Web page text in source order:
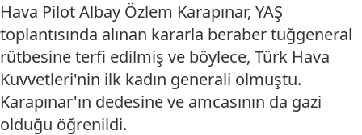
Hava Pilot Albay Özlem Karapınar, YAŞ
toplantısında alınan kararla beraber tuğgeneral
rütbesine terfi edilmiş ve böylece, Türk Hava
Kuvvetleri'nin ilk kadın generali olmuştu.
Karapınar'ın dedesine ve amcasının da gazi
olduğu öğrenildi.